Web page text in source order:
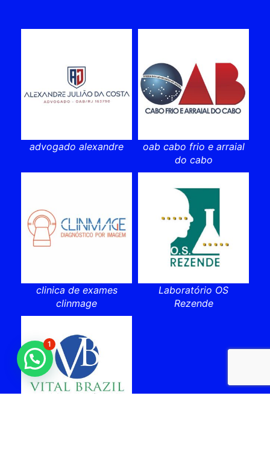
advogado alexandre
oab cabo frio e arraial
do cabo
clinica de exames
clinmage
Laboratório OS
Rezende
1